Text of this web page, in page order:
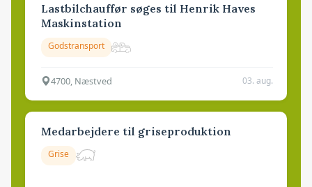
Lastbilchauffør søges til Henrik Haves
Maskinstation
Godstransport
4700, Næstved 03. aug.
Medarbejdere til griseproduktion
Grise